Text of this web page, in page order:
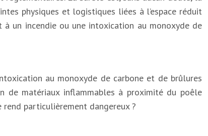
physiques et logistiques liées à l’espace réduit
à un incendie ou une intoxication au monoxyde de
au monoxyde de carbone et de brûlures
matériaux inflammables à proximité du poêle
particulièrement dangereux ?